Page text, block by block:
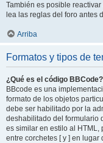
También es posible
lea las reglas del foro antes
Arriba
Formatos y tipos de
¿Qué es el código BBCode?
BBcode es una
formato de los objetos
debe ser habilitado por la
deshabilitado del formulario
es similar en estilo al
entre corchetes [ y ] en lugar